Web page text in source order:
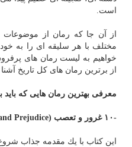
است.
از آن جا كه رمان از
مختلف با هر سلیقه ای را به
از برترین رمان های كل تاریخ آشنا
معرفی بهترین رمان هایی كه باید
-۱۰ غرور و تعصب (Pride and Prejudice)
این كتاب با یك مقدمه جذاب